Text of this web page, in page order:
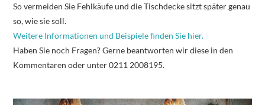
So vermeiden Sie Fehlkäufe und die Tischdecke sitzt später genau
so, wie sie soll.
Weitere Informationen und Beispiele finden Sie hier.
Haben Sie noch Fragen? Gerne beantworten wir diese in den
Kommentaren oder unter 0211 2008195.